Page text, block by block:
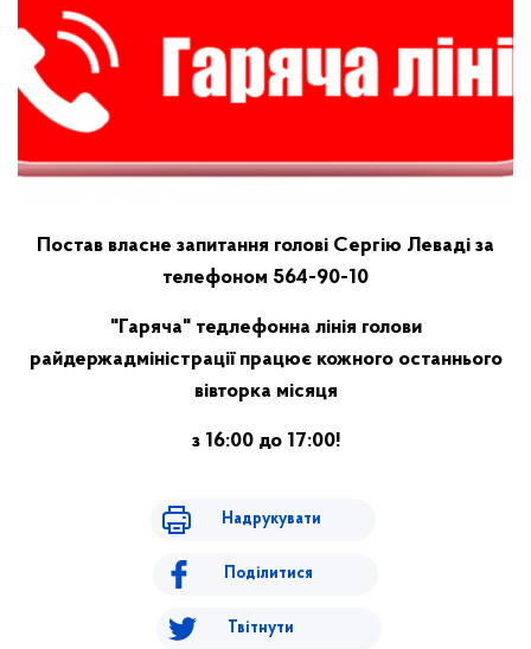
Постав власне запитання голові Сергію Леваді за
телефоном 564-90-10
"Гаряча" тедлефонна лінія голови
райдержадміністрації працює кожного останнього
вівторка місяця
з 16:00 до 17:00!
Надрукувати
Поділитися
Твітнути